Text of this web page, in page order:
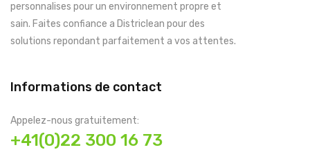
personnalises pour un environnement propre et
sain. Faites confiance a Districlean pour des
solutions repondant parfaitement a vos attentes.
Informations de contact
Appelez-nous gratuitement:
+41(0)22 300 16 73